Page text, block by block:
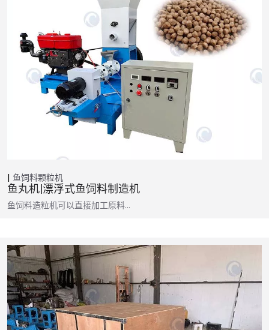
鱼饲料颗粒机
鱼丸机|漂浮式鱼饲料制造机
鱼饲料造粒机可以直接加工原料…